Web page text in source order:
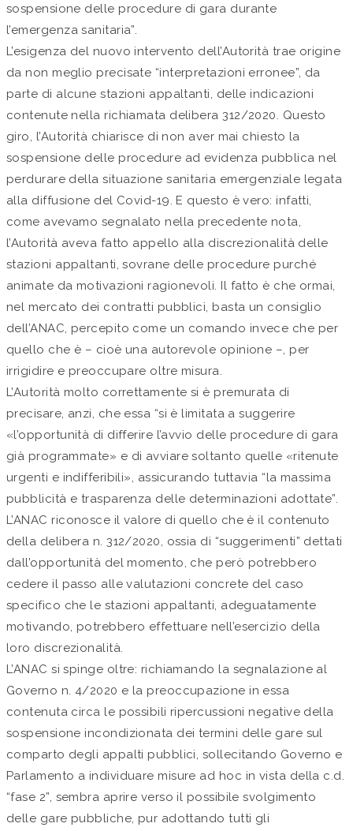
sospensione delle procedure di gara durante
l’emergenza sanitaria”.
L’esigenza del nuovo intervento dell’Autorità trae origine
da non meglio precisate “interpretazioni erronee”, da
parte di alcune stazioni appaltanti, delle indicazioni
contenute nella richiamata delibera 312/2020. Questo
giro, l’Autorità chiarisce di non aver mai chiesto la
sospensione delle procedure ad evidenza pubblica nel
perdurare della situazione sanitaria emergenziale legata
alla diffusione del Covid-19. E questo è vero: infatti,
come avevamo segnalato nella precedente nota,
l’Autorità aveva fatto appello alla discrezionalità delle
stazioni appaltanti, sovrane delle procedure purché
animate da motivazioni ragionevoli. Il fatto è che ormai,
nel mercato dei contratti pubblici, basta un consiglio
dell’ANAC, percepito come un comando invece che per
quello che è – cioè una autorevole opinione –, per
irrigidire e preoccupare oltre misura.
L’Autorità molto correttamente si è premurata di
precisare, anzi, che essa “si è limitata a suggerire
«l’opportunità di differire l’avvio delle procedure di gara
già programmate» e di avviare soltanto quelle «ritenute
urgenti e indifferibili», assicurando tuttavia “la massima
pubblicità e trasparenza delle determinazioni adottate”.
L’ANAC riconosce il valore di quello che è il contenuto
della delibera n. 312/2020, ossia di “suggerimenti” dettati
dall’opportunità del momento, che però potrebbero
cedere il passo alle valutazioni concrete del caso
specifico che le stazioni appaltanti, adeguatamente
motivando, potrebbero effettuare nell’esercizio della
loro discrezionalità.
L’ANAC si spinge oltre: richiamando la segnalazione al
Governo n. 4/2020 e la preoccupazione in essa
contenuta circa le possibili ripercussioni negative della
sospensione incondizionata dei termini delle gare sul
comparto degli appalti pubblici, sollecitando Governo e
Parlamento a individuare misure ad hoc in vista della c.d.
“fase 2”, sembra aprire verso il possibile svolgimento
delle gare pubbliche, pur adottando tutti gli